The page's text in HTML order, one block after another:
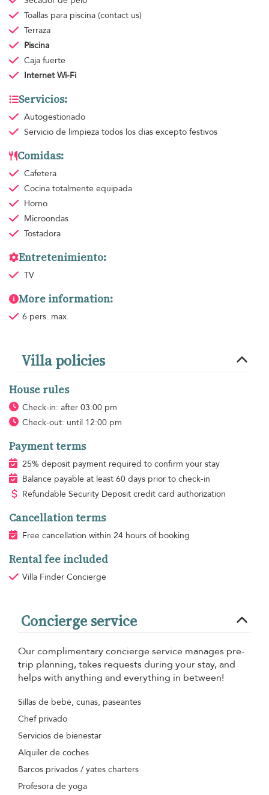
Toallas para piscina (contact us)
Terraza
Piscina
Caja fuerte
Internet Wi-Fi
Servicios:
Autogestionado
Servicio de limpieza todos los días excepto festivos
Comidas:
Cafetera
Cocina totalmente equipada
Horno
Microondas
Tostadora
Entretenimiento:
TV
More information:
6 pers. max.
Villa policies
House rules
Check-in: after 03:00 pm
Check-out: until 12:00 pm
Payment terms
25% deposit payment required to confirm your stay
Balance payable at least 60 days prior to check-in
Refundable Security Deposit credit card authorization
Cancellation terms
Free cancellation within 24 hours of booking
Rental fee included
Villa Finder Concierge
Concierge service
Our complimentary concierge service manages pre-
trip planning, takes requests during your stay, and
helps with anything and everything in between!
Sillas de bebé, cunas, paseantes
Chef privado
Servicios de bienestar
Alquiler de coches
Barcos privados / yates charters
Profesora de yoga